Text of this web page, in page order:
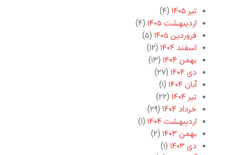
تیر ۱۴۰۵
(۴)
اردیبهشت ۱۴۰۵
(۴)
فروردین ۱۴۰۵
(۵)
اسفند ۱۴۰۴
(۱۲)
بهمن ۱۴۰۴
(۱۳)
دی ۱۴۰۴
(۲۷)
آبان ۱۴۰۴
(۱)
تیر ۱۴۰۴
(۲۲)
خرداد ۱۴۰۴
(۲۹)
اردیبهشت ۱۴۰۴
(۱)
بهمن ۱۴۰۳
(۲)
دی ۱۴۰۳
(۱)